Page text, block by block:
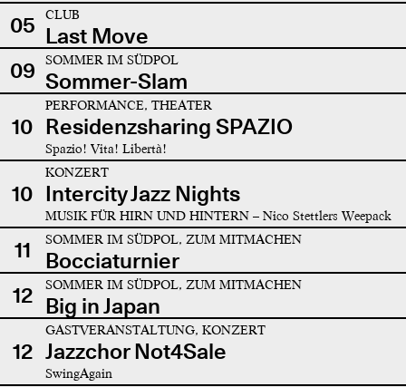
05 CLUB
Last Move
09
SOMMER IM SÜDPOL
Sommer-Slam
10
PERFORMANCE, THEATER
Residenzsharing SPAZIO
Spazio! Vita! Libertà!
10
KONZERT
Intercity Jazz Nights
MUSIK FÜR HIRN UND HINTERN – Nico Stettlers Weepack
11 SOMMER IM SÜDPOL, ZUM MITMACHEN
Bocciaturnier
12
SOMMER IM SÜDPOL, ZUM MITMACHEN
Big in Japan
12
GASTVERANSTALTUNG, KONZERT
Jazzchor Not4Sale
SwingAgain